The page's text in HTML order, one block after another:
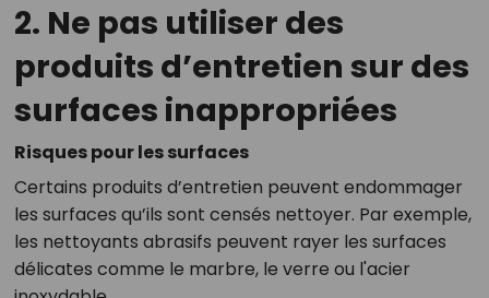
2. Ne pas utiliser des
produits d’entretien sur des
surfaces inappropriées
Risques pour les surfaces
Certains produits d’entretien peuvent endommager
les surfaces qu’ils sont censés nettoyer. Par exemple,
les nettoyants abrasifs peuvent rayer les surfaces
délicates comme le marbre, le verre ou l'acier